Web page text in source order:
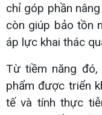
chỉ góp phần
còn giúp bảo tồn
áp lực khai thác
Từ tiềm năng đó,
phẩm được triển
tế và tính thực